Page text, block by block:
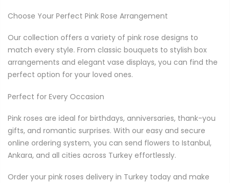
Choose Your Perfect Pink Rose Arrangement
Our collection offers a variety of pink rose designs to
match every style. From classic bouquets to stylish box
arrangements and elegant vase displays, you can find the
perfect option for your loved ones.
Perfect for Every Occasion
Pink roses are ideal for birthdays, anniversaries, thank-you
gifts, and romantic surprises. With our easy and secure
online ordering system, you can send flowers to Istanbul,
Ankara, and all cities across Turkey effortlessly.
Order your pink roses delivery in Turkey today and make